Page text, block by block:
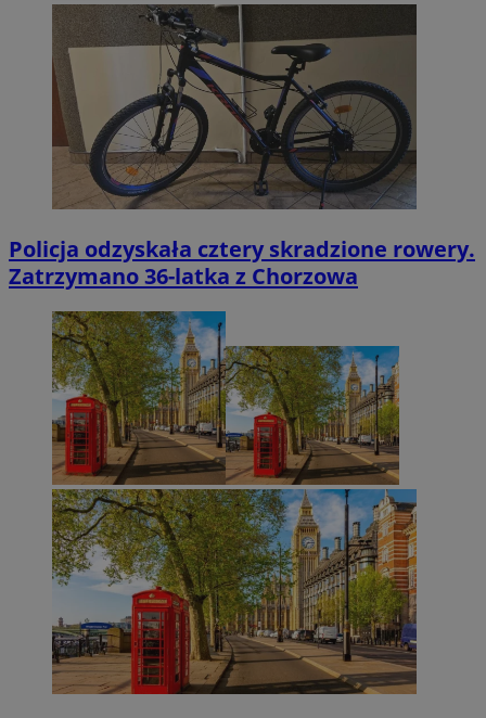
Policja odzyskała cztery skradzione rowery.
Zatrzymano 36-latka z Chorzowa